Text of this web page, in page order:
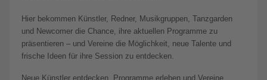
Hier bekommen Künstler, Redner, Musikgruppen, Tanzgarden
und Newcomer die Chance, ihre aktuellen Programme zu
präsentieren – und Vereine die Möglichkeit, neue Talente und
frische Ideen für ihre Session zu entdecken.
Neue Künstler entdecken, Programme erleben und Vereine